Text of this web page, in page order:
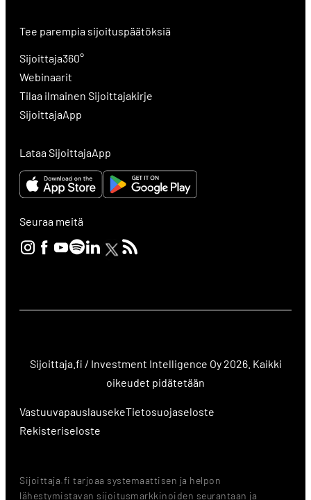
Tee parempia sijoituspäätöksiä
Sijoittaja360°
Webinaarit
Tilaa ilmainen Sijoittajakirje
SijoittajaApp
Lataa SijoittajaApp
Seuraa meitä
Sijoittaja.fi / Investment Intelligence Oy 2026. Kaikki
oikeudet pidätetään
VastuuvapauslausekeTietosuojaseloste
Rekisteriseloste
Sijoittaja.fi tarjoaa systemaattisen ja helpon
lähestymistavan sijoitusmarkkinoiden seurantaan ja